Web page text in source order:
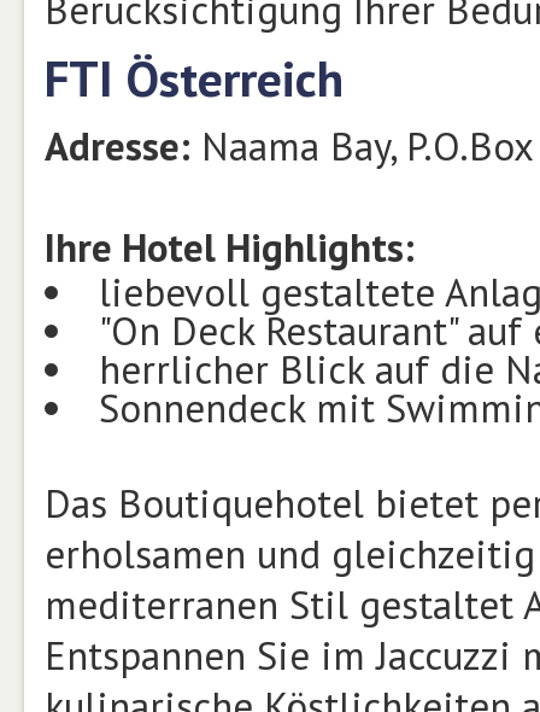
FTI Österreich
Adresse: Naama Bay,
Ihre Hotel Highlights:
liebevoll gestaltete
"On Deck Restaurant"
herrlicher Blick auf die
Sonnendeck mit
Das Boutiquehotel bietet
erholsamen und
mediterranen Stil gestaltet
Entspannen Sie im